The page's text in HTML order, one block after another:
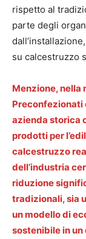
rispetto al
parte degli
su calcestruzzo
Menzione, nella
Preconfezionati
azienda storica
prodotti per
calcestruzzo
dell’industria
riduzione
tradizionali, sia
un modello di
sostenibile in